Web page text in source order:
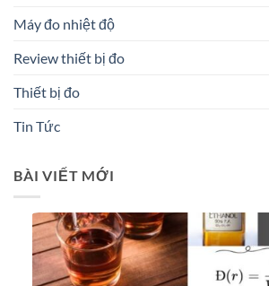
Máy đo nhiệt độ
Review thiết bị đo
Thiết bị đo
Tin Tức
BÀI VIẾT MỚI